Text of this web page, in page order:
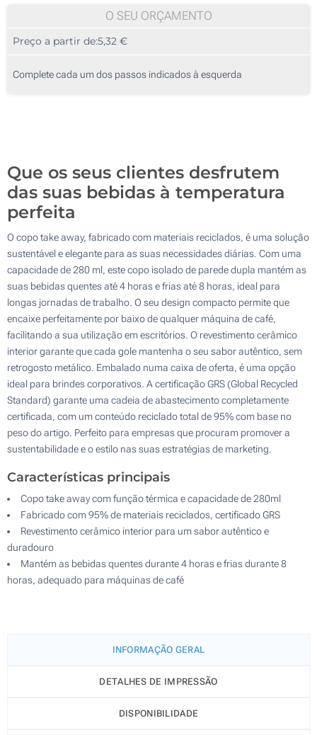
10
25
O SEU ORÇAMENTO
Preço a partir de:5,32 €
Complete cada um dos passos indicados à esquerda
Que os seus clientes desfrutem
das suas bebidas à temperatura
perfeita
O copo take away, fabricado com materiais reciclados, é uma solução
sustentável e elegante para as suas necessidades diárias. Com uma
capacidade de 280 ml, este copo isolado de parede dupla mantém as
suas bebidas quentes até 4 horas e frias até 8 horas, ideal para
longas jornadas de trabalho. O seu design compacto permite que
encaixe perfeitamente por baixo de qualquer máquina de café,
facilitando a sua utilização em escritórios. O revestimento cerâmico
interior garante que cada gole mantenha o seu sabor autêntico, sem
retrogosto metálico. Embalado numa caixa de oferta, é uma opção
ideal para brindes corporativos. A certificação GRS (Global Recycled
Standard) garante uma cadeia de abastecimento completamente
certificada, com um conteúdo reciclado total de 95% com base no
peso do artigo. Perfeito para empresas que procuram promover a
sustentabilidade e o estilo nas suas estratégias de marketing.
Características principais
Copo take away com função térmica e capacidade de 280ml
Fabricado com 95% de materiais reciclados, certificado GRS
Revestimento cerâmico interior para um sabor autêntico e
duradouro
Mantém as bebidas quentes durante 4 horas e frias durante 8
horas, adequado para máquinas de café
INFORMAÇÃO GERAL
DETALHES DE IMPRESSÃO
DISPONIBILIDADE